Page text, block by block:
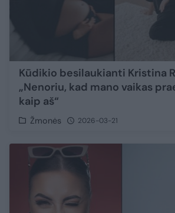
Kūdikio besilaukianti Kristina
„Nenoriu, kad mano vaikas
kaip aš“
Žmonės 2026-03-21